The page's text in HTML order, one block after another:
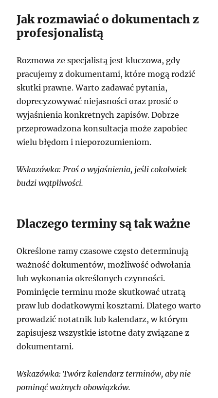
Jak rozmawiać o dokumentach z
profesjonalistą
Rozmowa ze specjalistą jest kluczowa, gdy
pracujemy z dokumentami, które mogą rodzić
skutki prawne. Warto zadawać pytania,
doprecyzowywać niejasności oraz prosić o
wyjaśnienia konkretnych zapisów. Dobrze
przeprowadzona konsultacja może zapobiec
wielu błędom i nieporozumieniom.
Wskazówka: Proś o wyjaśnienia, jeśli cokolwiek
budzi wątpliwości.
Dlaczego terminy są tak ważne
Określone ramy czasowe często determinują
ważność dokumentów, możliwość odwołania
lub wykonania określonych czynności.
Pominięcie terminu może skutkować utratą
praw lub dodatkowymi kosztami. Dlatego warto
prowadzić notatnik lub kalendarz, w którym
zapisujesz wszystkie istotne daty związane z
dokumentami.
Wskazówka: Twórz kalendarz terminów, aby nie
pominąć ważnych obowiązków.